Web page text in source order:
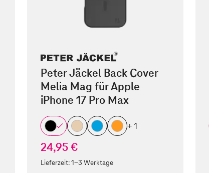
Peter Jäckel Back Cover
Melia Mag für Apple
iPhone 17 Pro Max
+ 1
24,95 €
Lieferzeit:1-3 Werktage